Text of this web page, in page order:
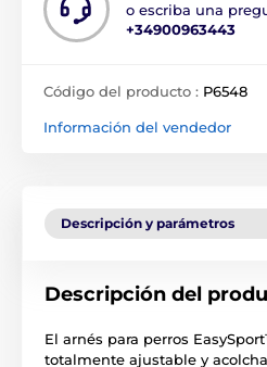
o escriba una
+34900963443
Código del producto : P6548
Información del vendedor
Descripción y parámetros
Descripción del
El arnés para perros
totalmente ajustable y